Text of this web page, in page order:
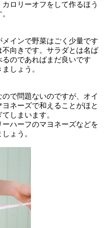
ロリーオフをして作るほう
インで野菜はごく少量です
向きです。サラダとは名ば
のであればまだ良いです
しょう。
で問題ないのですが、オイ
ネーズで和えることがほと
しまいます。
ハーフのマヨネーズなどを
ょう。